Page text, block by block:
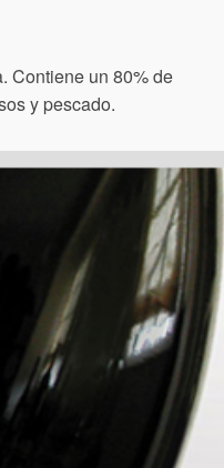
Contiene un 80% de
y pescado.